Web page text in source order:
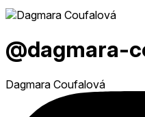
@dagmara-
Dagmara Coufalová